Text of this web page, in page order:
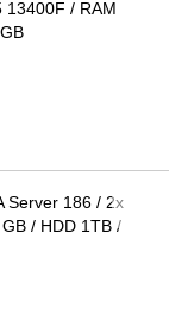
13400F / RAM